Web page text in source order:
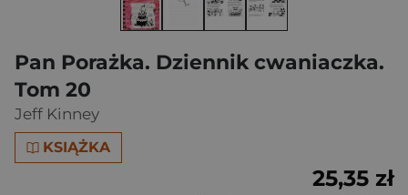
Pan Porażka. Dziennik cwaniaczka.
Tom 20
Jeff Kinney
KSIĄŻKA
25,35 zł